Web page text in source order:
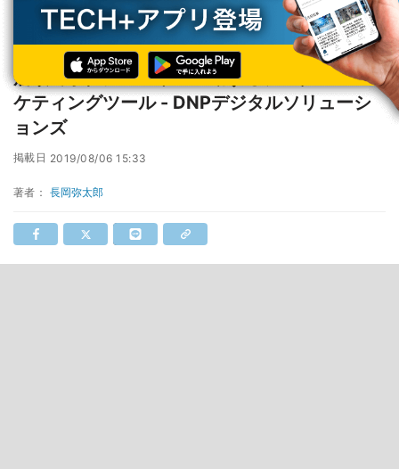
TECH+ 企業IT
マーケティング
店頭で手軽にセンサー連動するデジタルマーケティングツール - DNPデジタル
店頭で手軽にセンサー連動するデジタルマー
ケティングツール - DNPデジタルソリューシ
ョンズ
掲載日 2019/08/06 15:33
著者： 長岡弥太郎